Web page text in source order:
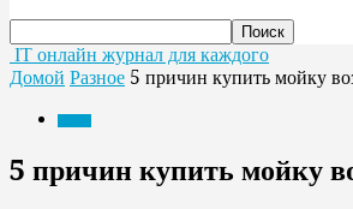
IT онлайн журнал для каждого
Домой Разное 5 причин купить мойку
5 причин купить мойку